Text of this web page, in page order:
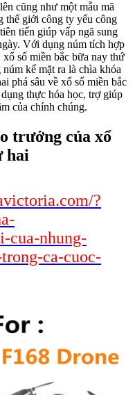
cũng như một mẫu mã
thế giới công ty yếu công
tiến giúp vấp ngã sung
Với dụng núm tích hợp
số miền bắc bữa nay thứ
kế mặt ra là chìa khóa
phá sâu về xổ số miền bắc
thực hóa học, trợ giúp
của chính chúng.
trưởng của xổ
hai
?
cua-nhung-
ca-cuoc-